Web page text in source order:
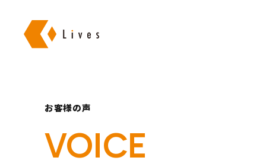
お客様の声
VOICE